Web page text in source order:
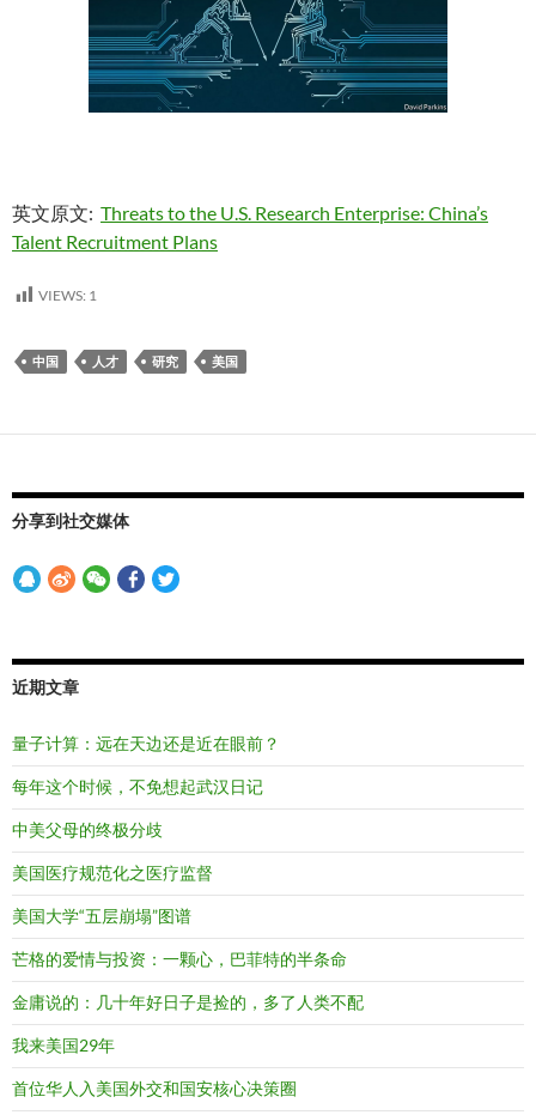
英文原文: Threats to the U.S. Research Enterprise: China’s
Talent Recruitment Plans
VIEWS: 1
中国 人才 研究 美国
分享到社交媒体
近期文章
量子计算：远在天边还是近在眼前？
每年这个时候，不免想起武汉日记
中美父母的终极分歧
美国医疗规范化之医疗监督
美国大学“五层崩塌”图谱
芒格的爱情与投资：一颗心，巴菲特的半条命
金庸说的：几十年好日子是捡的，多了人类不配
我来美国29年
首位华人入美国外交和国安核心决策圈